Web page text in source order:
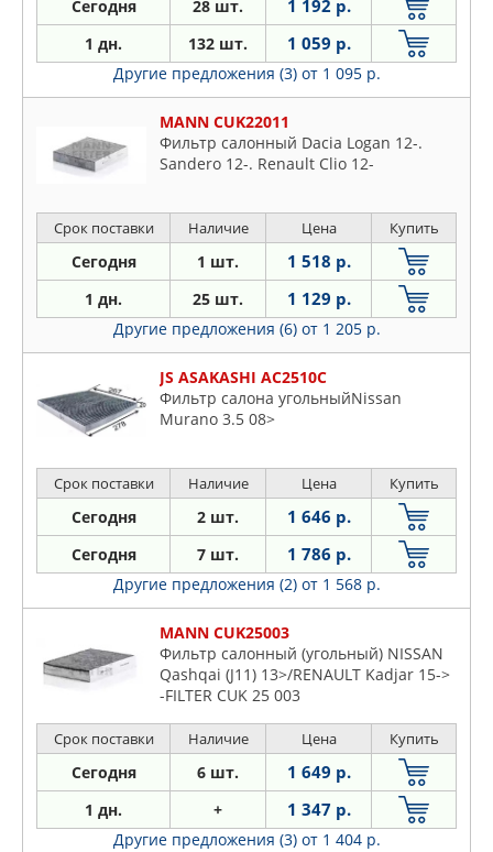
Сегодня 28 шт. 1 192 р.
1 дн. 132 шт. 1 059 р.
Другие предложения (3) от 1 095 р.
MANN CUK22011
Фильтр салонный Dacia Logan 12-.
Sandero 12-. Renault Clio 12-
Срок поставки Наличие Цена Купить
Сегодня 1 шт. 1 518 р.
1 дн. 25 шт. 1 129 р.
Другие предложения (6) от 1 205 р.
JS ASAKASHI AC2510C
Фильтр салона угольныйNissan
Murano 3.5 08>
Срок поставки Наличие Цена Купить
Сегодня 2 шт. 1 646 р.
Сегодня 7 шт. 1 786 р.
Другие предложения (2) от 1 568 р.
MANN CUK25003
Фильтр салонный (угольный) NISSAN
Qashqai (J11) 13>/RENAULT Kadjar 15->
-FILTER CUK 25 003
Срок поставки Наличие Цена Купить
Сегодня 6 шт. 1 649 р.
1 дн. + 1 347 р.
Другие предложения (3) от 1 404 р.